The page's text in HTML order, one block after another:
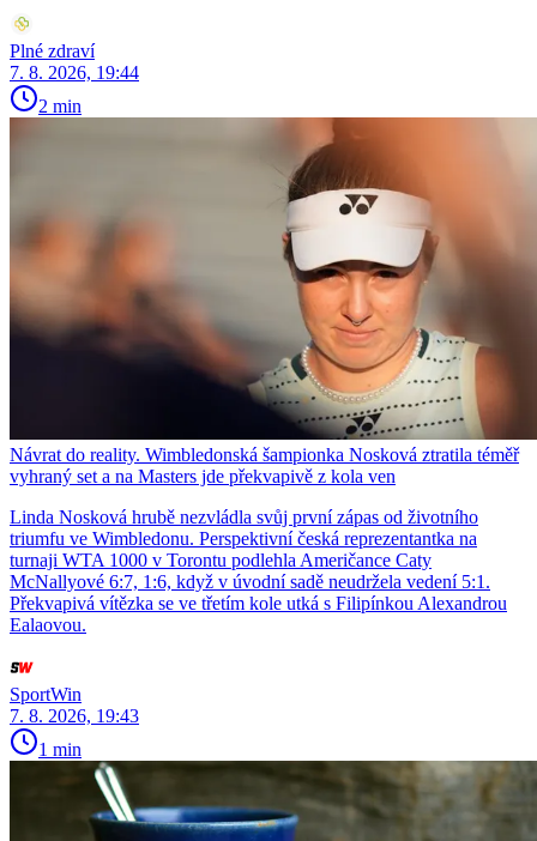
Plné zdraví
7. 8. 2026, 19:44
2 min
Návrat do reality. Wimbledonská šampionka Nosková ztratila téměř
vyhraný set a na Masters jde překvapivě z kola ven
Linda Nosková hrubě nezvládla svůj první zápas od životního
triumfu ve Wimbledonu. Perspektivní česká reprezentantka na
turnaji WTA 1000 v Torontu podlehla Američance Caty
McNallyové 6:7, 1:6, když v úvodní sadě neudržela vedení 5:1.
Překvapivá vítězka se ve třetím kole utká s Filipínkou Alexandrou
Ealaovou.
SportWin
7. 8. 2026, 19:43
1 min